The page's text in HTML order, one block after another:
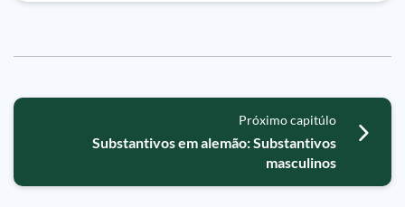
Próximo capitúlo
Substantivos em alemão: Substantivos
masculinos